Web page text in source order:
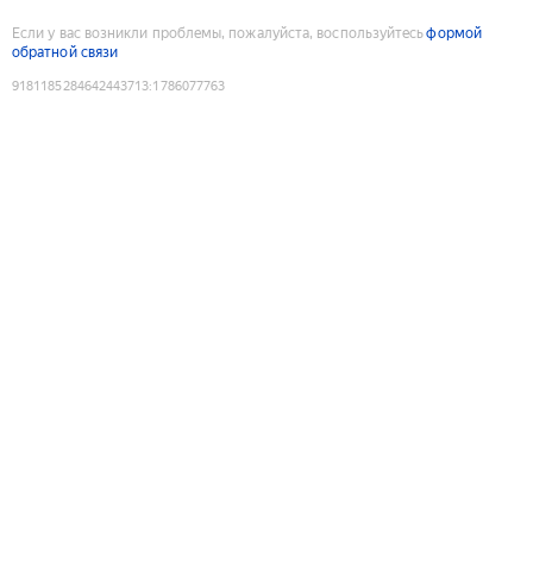
Если у вас возникли проблемы, пожалуйста, воспользуйтесьформой
обратной связи
9181185284642443713:1786077763